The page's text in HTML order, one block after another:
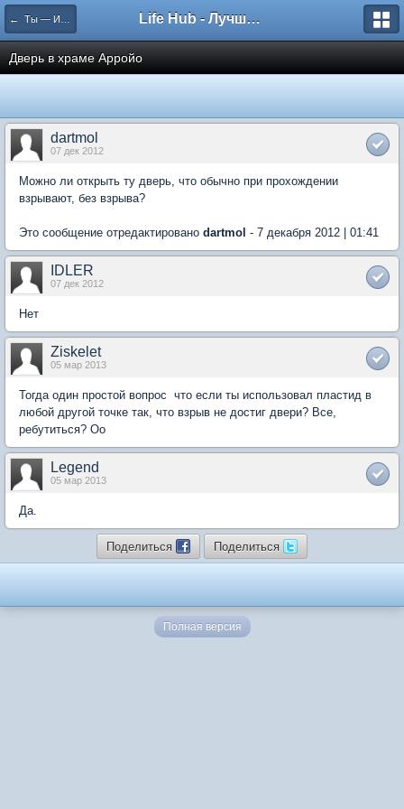
← Ты — Избранный Life Hub - Лучшие компьютерные игры мира
Дверь в храме Арройо
dartmol
07 дек 2012
Можно ли открыть ту дверь, что обычно при прохождении
взрывают, без взрыва?
Это сообщение отредактировано dartmol - 7 декабря 2012 | 01:41
IDLER
07 дек 2012
Нет
Ziskelet
05 мар 2013
Тогда один простой вопрос  что если ты использовал пластид в
любой другой точке так, что взрыв не достиг двери? Все,
ребутиться? Оо
Legend
05 мар 2013
Да.
Поделиться Поделиться
Полная версия